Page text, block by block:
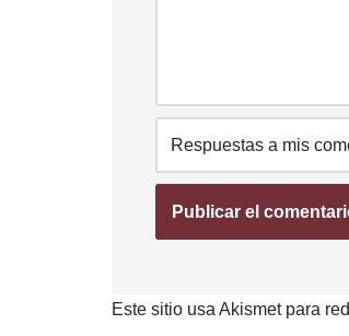
Este sitio usa Akismet para